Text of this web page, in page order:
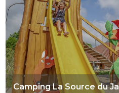
Camping La Source du